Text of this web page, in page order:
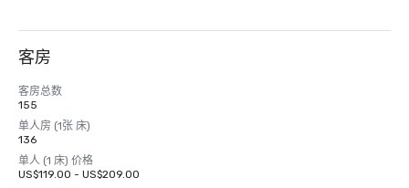
客房
客房总数
155
单人房 (1张 床)
136
单人 (1 床) 价格
US$119.00 - US$209.00